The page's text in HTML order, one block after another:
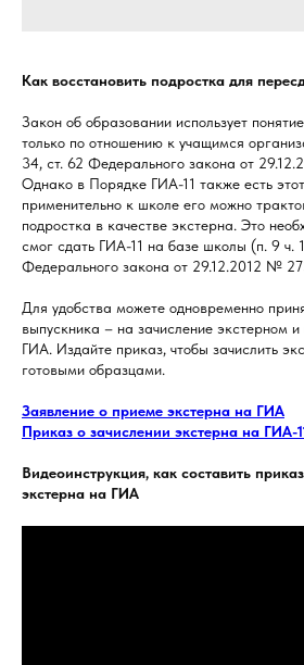
Как восстановить подростка для
Закон об образовании использует
только по отношению к учащимся
34, ст. 62 Федерального закона от
Однако в Порядке ГИА-11 также есть
применительно к школе его можно
подростка в качестве экстерна. Это
смог сдать ГИА-11 на базе школы (п. 9 ч.
Федерального закона от 29.12.2012 №
Для удобства можете одновременно
выпускника – на зачисление экстерном
ГИА. Издайте приказ, чтобы зачислить
готовыми образцами.
Заявление о приеме экстерна на ГИА
Приказ о зачислении экстерна на ГИА-
Видеоинструкция, как составить
экстерна на ГИА